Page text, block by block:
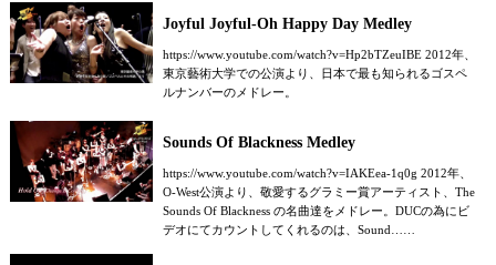
Joyful Joyful-Oh Happy Day Medley
https://www.youtube.com/watch?v=Hp2bTZeuIBE 2012年、
東京藝術大学での公演より、日本で最も知られるゴスペ
ルナンバーのメドレー。
Sounds Of Blackness Medley
https://www.youtube.com/watch?v=IAKEea-1q0g 2012年、
O-West公演より、敬愛するグラミー賞アーティスト、The
Sounds Of Blackness の名曲達をメドレー。DUCの為にビ
デオにてカウントしてくれるのは、Sound……